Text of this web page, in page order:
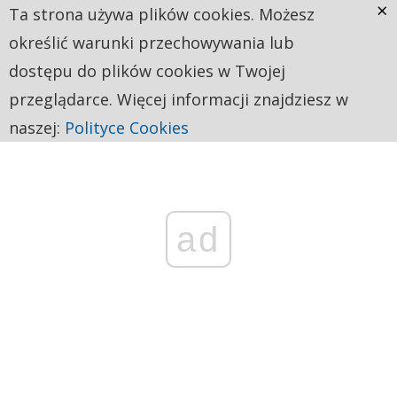
ad
Ta strona używa plików cookies. Możesz
określić warunki przechowywania lub
dostępu do plików cookies w Twojej
przeglądarce. Więcej informacji znajdziesz w
naszej: Polityce Cookies
×